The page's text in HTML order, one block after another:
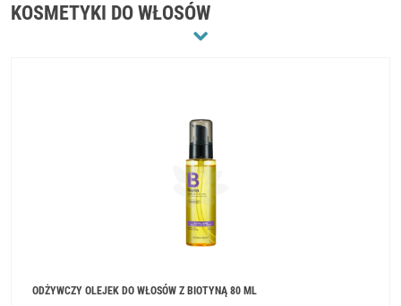
KOSMETYKI DO WŁOSÓW
ODŻYWCZY OLEJEK DO WŁOSÓW Z BIOTYNĄ 80 ML